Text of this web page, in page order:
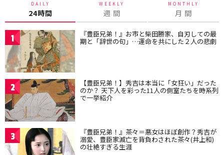
DAILY
24時間
WEEKLY
週 間
MONTHLY
月 間
1 『豊臣兄弟！』お市と柴田勝家、自刃しての最
期と「辞世の句」…運命を共にした２人の悲劇
2 【豊臣兄弟！】秀吉は本当に「女狂い」だった
のか？ 天下人を彩った11人の側室たちを時系列
で一挙紹介
3 『豊臣兄弟！』茶々＝悪女はほぼ創作？秀吉が
溺愛、豊臣家滅亡を背負わされた茶々(井上和)
の壮絶すぎる生涯